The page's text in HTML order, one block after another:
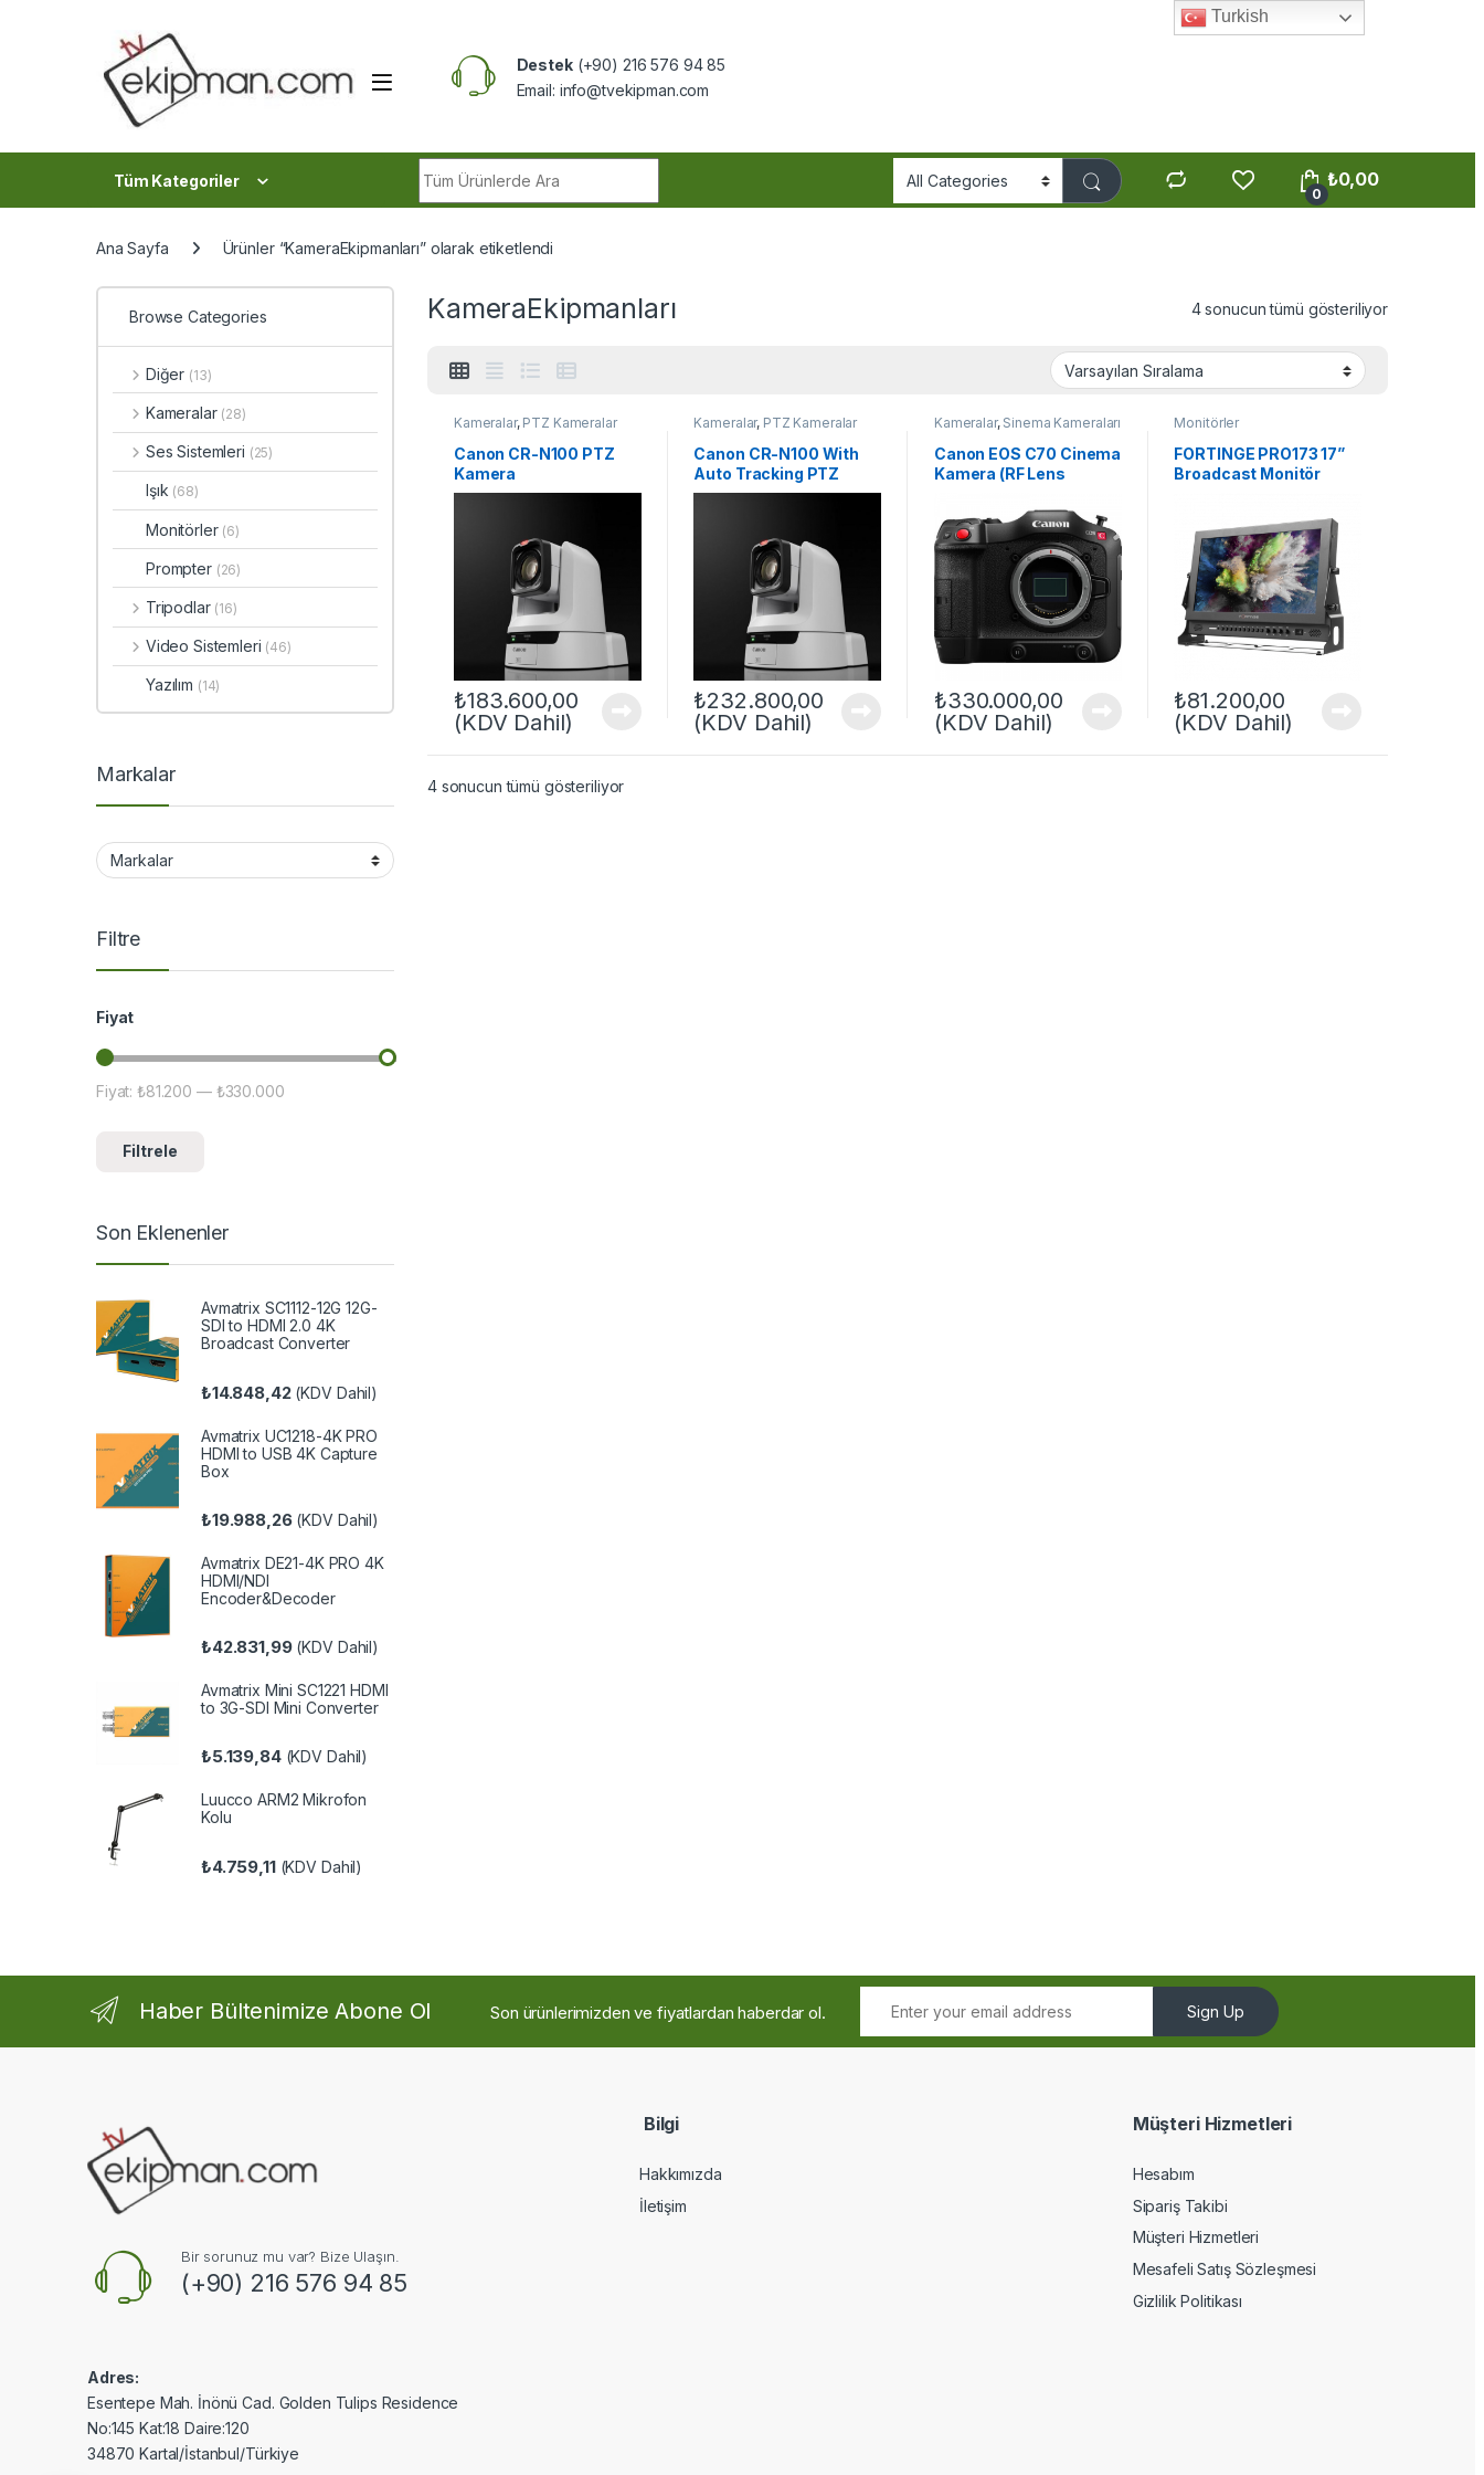
Destek(+90) 216 576 94 85
Email: info@tvekipman.com
Tüm Kategoriler
0
₺0,00
Ana Sayfa Ürünler “KameraEkipmanları” olarak etiketlendi
KameraEkipmanları 4 sonucun tümü gösteriliyor
Kameralar, PTZ Kameralar
Canon CR-N100 PTZ
Kamera
₺183.600,00
(KDV Dahil)
Kameralar, PTZ Kameralar
Canon CR-N100 With
Auto Tracking PTZ
Kamera
₺232.800,00
(KDV Dahil)
Kameralar, Sinema Kameraları
Canon EOS C70 Cinema
Kamera (RF Lens
₺330.000,00
(KDV Dahil)
Monitörler
FORTINGE PRO173 17”
Broadcast Monitör
₺81.200,00
(KDV Dahil)
4 sonucun tümü gösteriliyor
Browse Categories
Diğer (13)
Kameralar (28)
Ses Sistemleri (25)
Işık (68)
Monitörler (6)
Prompter (26)
Tripodlar (16)
Video Sistemleri (46)
Yazılım (14)
Markalar
Filtre
Fiyat
En düşük fiyat
En yüksek fiyat
Filtrele
Fiyat:₺81.200 — ₺330.000
Son Eklenenler
Avmatrix SC1112-12G 12G-
SDI to HDMI 2.0 4K
Broadcast Converter
₺14.848,42(KDV Dahil)
Avmatrix UC1218-4K PRO
HDMI to USB 4K Capture
Box
₺19.988,26(KDV Dahil)
Avmatrix DE21-4K PRO 4K
HDMI/NDI
Encoder&Decoder
₺42.831,99(KDV Dahil)
Avmatrix Mini SC1221 HDMI
to 3G-SDI Mini Converter
₺5.139,84(KDV Dahil)
Luucco ARM2 Mikrofon
Kolu
₺4.759,11(KDV Dahil)
Haber Bültenimize Abone Ol Son ürünlerimizden ve fiyatlardan haberdar ol. Sign Up
Bir sorunuz mu var? Bize Ulaşın.
(+90) 216 576 94 85
Adres:
Esentepe Mah. İnönü Cad. Golden Tulips Residence
No:145 Kat:18 Daire:120
34870 Kartal/İstanbul/Türkiye
Bilgi
Hakkımızda
İletişim
Müşteri Hizmetleri
Hesabım
Sipariş Takibi
Müşteri Hizmetleri
Mesafeli Satış Sözleşmesi
Gizlilik Politikası
Turkish